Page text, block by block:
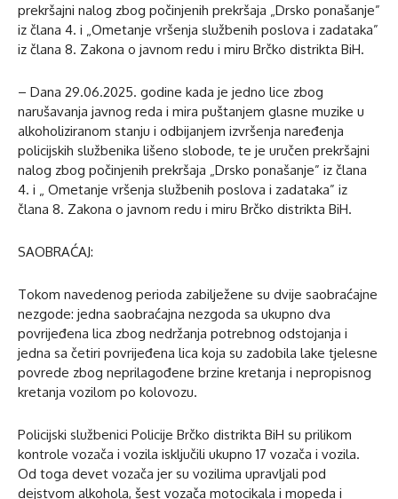
prekršajni nalog zbog počinjenih prekršaja „Drsko ponašanje”
iz člana 4. i „Ometanje vršenja službenih poslova i zadataka”
iz člana 8. Zakona o javnom redu i miru Brčko distrikta BiH.
– Dana 29.06.2025. godine kada je jedno lice zbog
narušavanja javnog reda i mira puštanjem glasne muzike u
alkoholiziranom stanju i odbijanjem izvršenja naređenja
policijskih službenika lišeno slobode, te je uručen prekršajni
nalog zbog počinjenih prekršaja „Drsko ponašanje” iz člana
4. i „ Ometanje vršenja službenih poslova i zadataka” iz
člana 8. Zakona o javnom redu i miru Brčko distrikta BiH.
SAOBRAĆAJ:
Tokom navedenog perioda zabilježene su dvije saobraćajne
nezgode: jedna saobraćajna nezgoda sa ukupno dva
povrijeđena lica zbog nedržanja potrebnog odstojanja i
jedna sa četiri povrijeđena lica koja su zadobila lake tjelesne
povrede zbog neprilagođene brzine kretanja i nepropisnog
kretanja vozilom po kolovozu.
Policijski službenici Policije Brčko distrikta BiH su prilikom
kontrole vozača i vozila isključili ukupno 17 vozača i vozila.
Od toga devet vozača jer su vozilima upravljali pod
dejstvom alkohola, šest vozača motocikala i mopeda i